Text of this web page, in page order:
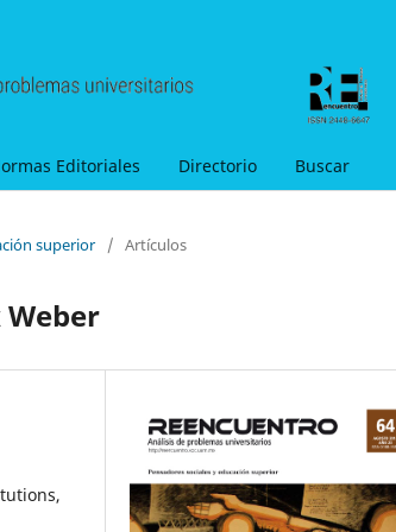
Editoriales Directorio Buscar
superior / Artículos